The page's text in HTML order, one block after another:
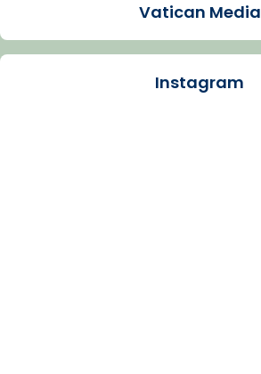
Arquebisbat de Barcelona
Vatican Media
Instagram